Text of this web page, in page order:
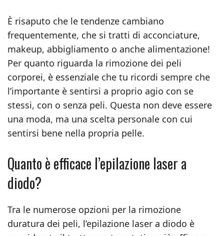
È risaputo che le tendenze cambiano
frequentemente, che si tratti di acconciature,
makeup, abbigliamento o anche alimentazione!
Per quanto riguarda la rimozione dei peli
corporei, è essenziale che tu ricordi sempre che
l’importante è sentirsi a proprio agio con se
stessi, con o senza peli. Questa non deve essere
una moda, ma una scelta personale con cui
sentirsi bene nella propria pelle.
Quanto è efficace l’epilazione laser a
diodo?
Tra le numerose opzioni per la rimozione
duratura dei peli, l’epilazione laser a diodo è